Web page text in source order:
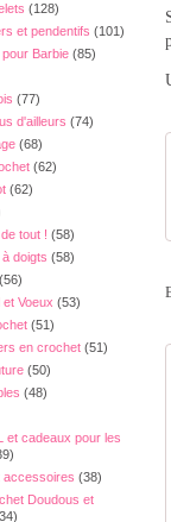
(128)
et pendentifs (101)
Barbie (85)
(77)
d'ailleurs (74)
(68)
(62)
(62)
tout ! (58)
doigts (58)
(56)
Voeux (53)
(51)
en crochet (51)
(50)
(48)
et cadeaux pour les
accessoires (38)
Doudous et